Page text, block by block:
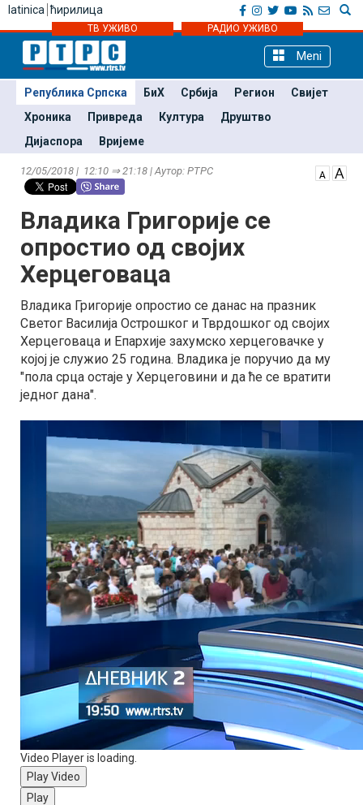
latinica ћирилица
ТВ УЖИВО РАДИО УЖИВО
Meni
Република Српска БиХ Србија Регион
Свијет
Хроника
Привреда Култура
Друштво
Дијаспора
Вријеме
12/05/2018 | 12:10 ⇒ 21:18 | Аутор: РТРС
Владика Григорије се
опростио од својих
Херцеговаца
Владика Григорије опростио се данас на празник
Светог Василија Острошког и Тврдошког од својих
Херцеговаца и Епархије захумско херцеговачке у
којој је служио 25 година. Владика је поручио да му
"пола срца остаје у Херцеговини и да ће се вратити
једног дана".
Video Player is loading.
Play Video
Play